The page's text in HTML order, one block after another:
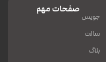
صفحات مهم
جویس
سالت
بلاگ